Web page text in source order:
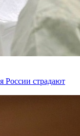
России страдают